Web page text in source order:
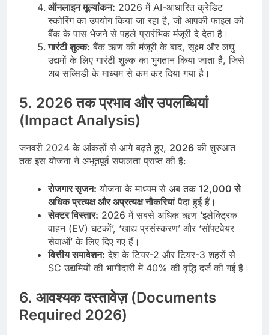
ऑनलाइन मूल्यांकन: 2026 में AI-आधारित क्रेडिट
स्कोरिंग का उपयोग किया जा रहा है, जो आपकी फाइल को
बैंक के पास भेजने से पहले प्रारंभिक मंजूरी दे देता है।
गारंटी शुल्क: बैंक ऋण की मंजूरी के बाद, सूक्ष्म और लघु
उद्यमों के लिए गारंटी शुल्क का भुगतान किया जाता है, जिसे
अब सब्सिडी के माध्यम से कम कर दिया गया है।
5. 2026 तक प्रभाव और उपलब्धियां
(Impact Analysis)
जनवरी 2024 के आंकड़ों से आगे बढ़ते हुए, 2026 की शुरुआत
तक इस योजना ने अभूतपूर्व सफलता प्राप्त की है:
रोजगार सृजन: योजना के माध्यम से अब तक 12,000 से
अधिक प्रत्यक्ष और अप्रत्यक्ष नौकरियांपैदा हुई हैं।
सेक्टर विस्तार: 2026 में सबसे अधिक ऋण ‘इलेक्ट्रिक
वाहन (EV) घटकों’, ‘खाद्य प्रसंस्करण’ और ‘सॉफ्टवेयर
सेवाओं’ के लिए दिए गए हैं।
वित्तीय समावेशन: देश के टियर-2 और टियर-3 शहरों से
SC उद्यमियों की भागीदारी में 40% की वृद्धि दर्ज की गई है।
6. आवश्यक दस्तावेज़ (Documents
Required 2026)